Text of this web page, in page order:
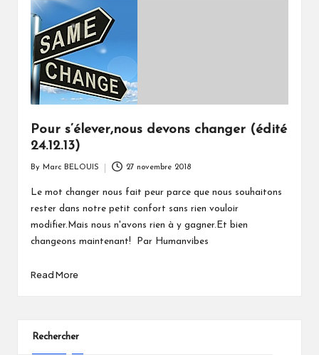
Pour s’élever,nous devons changer (édité
24.12.13)
by
By Marc BELOUIS 27 novembre 2018
Le mot changer nous fait peur parce que nous souhaitons
rester dans notre petit confort sans rien vouloir
modifier.Mais nous n'avons rien à y gagner.Et bien
changeons maintenant! Par Humanvibes
Read More
Rechercher